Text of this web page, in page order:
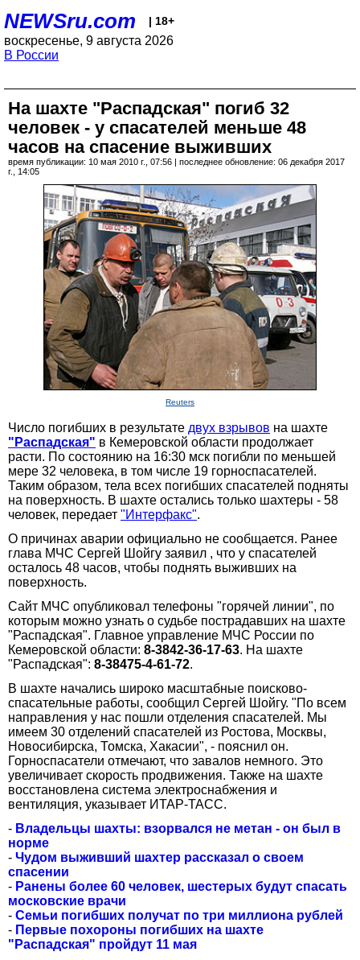
NEWSru.com | 18+
воскресенье, 9 августа 2026
В России
На шахте "Распадская" погиб 32
человек - у спасателей меньше 48
часов на спасение выживших
время публикации: 10 мая 2010 г., 07:56 | последнее обновление: 06 декабря 2017
г., 14:05
Reuters
Число погибших в результате двух взрывов на шахте
"Распадская" в Кемеровской области продолжает
расти. По состоянию на 16:30 мск погибли по меньшей
мере 32 человека, в том числе 19 горноспасателей.
Таким образом, тела всех погибших спасателей подняты
на поверхность. В шахте остались только шахтеры - 58
человек, передает "Интерфакс".
О причинах аварии официально не сообщается. Ранее
глава МЧС Сергей Шойгу заявил , что у спасателей
осталось 48 часов, чтобы поднять выживших на
поверхность.
Сайт МЧС опубликовал телефоны "горячей линии", по
которым можно узнать о судьбе пострадавших на шахте
"Распадская". Главное управление МЧС России по
Кемеровской области: 8-3842-36-17-63. На шахте
"Распадская": 8-38475-4-61-72.
В шахте начались широко масштабные поисково-
спасательные работы, сообщил Сергей Шойгу. "По всем
направления у нас пошли отделения спасателей. Мы
имеем 30 отделений спасателей из Ростова, Москвы,
Новосибирска, Томска, Хакасии", - пояснил он.
Горноспасатели отмечают, что завалов немного. Это
увеличивает скорость продвижения. Также на шахте
восстановлена система электроснабжения и
вентиляция, указывает ИТАР-ТАСС.
- Владельцы шахты: взорвался не метан - он был в
норме
- Чудом выживший шахтер рассказал о своем
спасении
- Ранены более 60 человек, шестерых будут спасать
московские врачи
- Семьи погибших получат по три миллиона рублей
- Первые похороны погибших на шахте
"Распадская" пройдут 11 мая